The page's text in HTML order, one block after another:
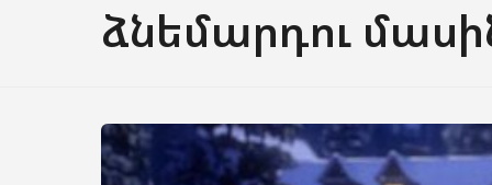
ձնեմարդու